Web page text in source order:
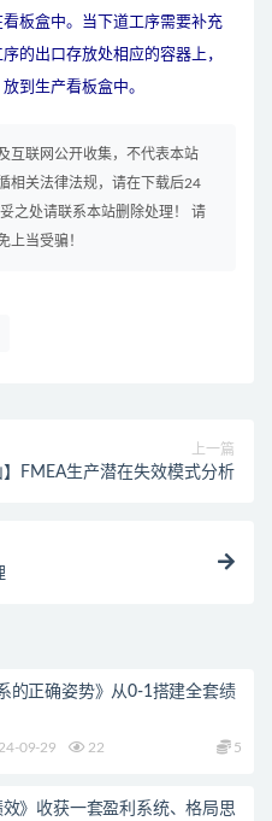
板盒中。当下道工序需要补充
的出口存放处相应的容器上，
到生产看板盒中。
互联网公开收集，不代表本站
相关法律法规，请在下载后24
之处请联系本站删除处理！ 请
上当受骗！
上一篇
】FMEA生产潜在失效模式分析
的正确姿势》从0-1搭建全套绩
09-29 22 5
效》收获一套盈利系统、格局思